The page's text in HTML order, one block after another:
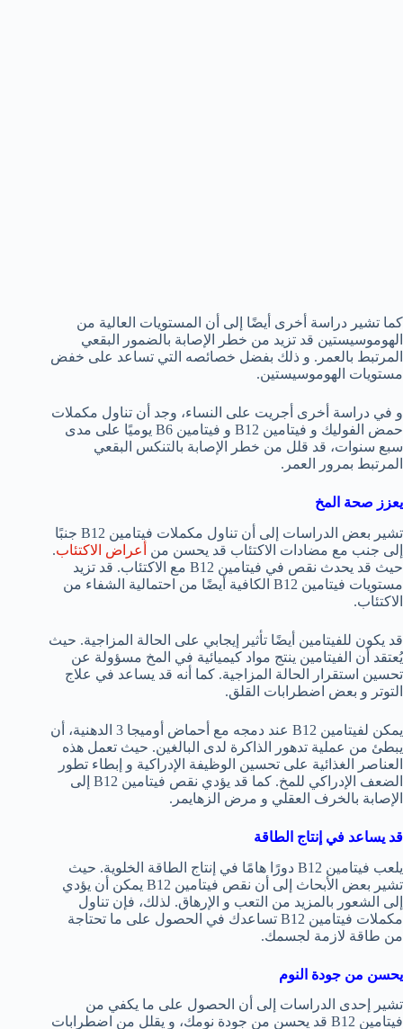
كما تشير دراسة أخرى أيضًا إلى أن المستويات العالية من
الهوموسيستين قد تزيد من خطر الإصابة بالضمور البقعي
المرتبط بالعمر. و ذلك بفضل خصائصه التي تساعد على خفض
مستويات الهوموسيستين.
و في دراسة أخرى أجريت على النساء، وجد أن تناول مكملات
حمض الفوليك و فيتامين B12 و فيتامين B6 يوميًا على مدى
سبع سنوات، قد قلل من خطر الإصابة بالتنكس البقعي
المرتبط بمرور العمر.
يعزز صحة المخ
تشير بعض الدراسات إلى أن تناول مكملات فيتامين B12 جنبًا
إلى جنب مع مضادات الاكتئاب قد يحسن من
أعراض الاكتئاب.
حيث قد يحدث نقص في فيتامين B12 مع الاكتئاب. قد تزيد
مستويات فيتامين B12 الكافية أيضًا من احتمالية الشفاء من
الاكتئاب.
قد يكون للفيتامين أيضًا تأثير إيجابي على الحالة المزاجية. حيث
يُعتقد أن الفيتامين ينتج مواد كيميائية في المخ مسؤولة عن
تحسين استقرار الحالة المزاجية. كما أنه قد يساعد في علاج
التوتر و بعض اضطرابات القلق.
يمكن لفيتامين B12 عند دمجه مع أحماض أوميجا 3 الدهنية، أن
يبطئ من عملية تدهور الذاكرة لدى البالغين. حيث تعمل هذه
العناصر الغذائية على تحسين الوظيفة الإدراكية و إبطاء تطور
الضعف الإدراكي للمخ. كما قد يؤدي نقص فيتامين B12 إلى
الإصابة بالخرف العقلي و مرض الزهايمر.
قد يساعد في إنتاج الطاقة
يلعب فيتامين B12 دورًا هامًا في إنتاج الطاقة الخلوية. حيث
تشير بعض الأبحاث إلى أن نقص فيتامين B12 يمكن أن يؤدي
إلى الشعور بالمزيد من التعب و الإرهاق. لذلك، فإن تناول
مكملات فيتامين B12 تساعدك في الحصول على ما تحتاجة
من طاقة لازمة لجسمك.
يحسن من جودة النوم
تشير إحدى الدراسات إلى أن الحصول على ما يكفي من
فيتامين B12 قد يحسن من جودة نومك، و يقلل من اضطرابات